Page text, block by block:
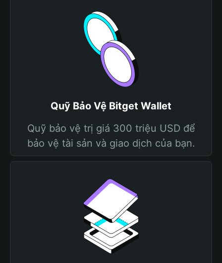
Quỹ Bảo Vệ Bitget Wallet
Quỹ bảo vệ trị giá 300 triệu USD để
bảo vệ tài sản và giao dịch của bạn.